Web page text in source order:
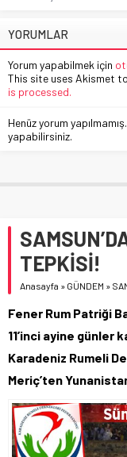
YORUMLAR
Yorum yapabilmek için
This site uses Akismet
is processed.
Henüz yorum
yapabilirsiniz.
TEPKİSİ!
Anasayfa » GÜNDEM »
Fener Rum Patriği
11’inci ayine günler
Karadeniz Rumeli
Meriç’ten